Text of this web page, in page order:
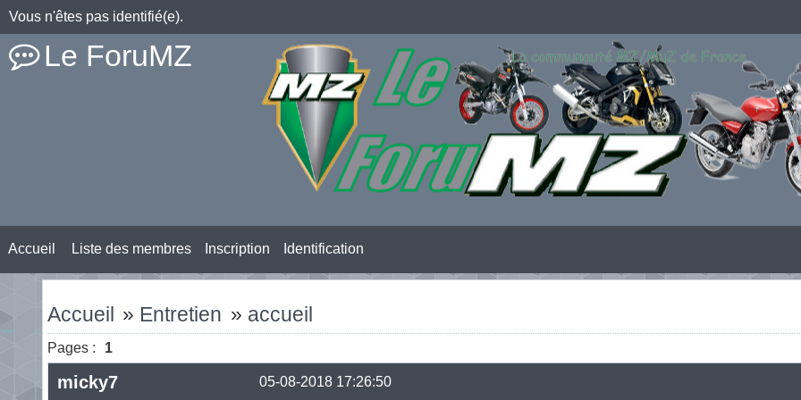
Vous n'êtes pas identifié(e).
Le ForuMZ
Accueil Liste des membres Inscription Identification
Accueil » Entretien » accueil
Pages : 1
05-08-2018 17:26:50
micky7